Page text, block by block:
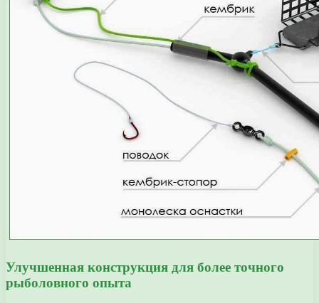
Улучшенная конструкция для более точного
рыболовного опыта